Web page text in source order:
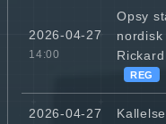
2026-04-27
14:00
Opsy
REG
2026-04-27